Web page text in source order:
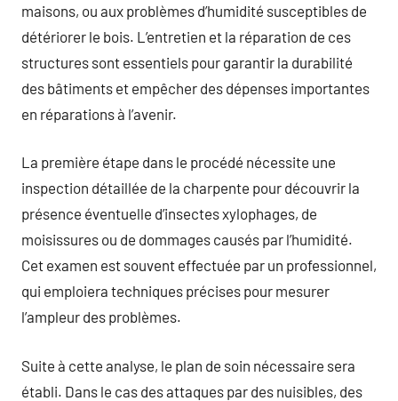
maisons, ou aux problèmes d’humidité susceptibles de
détériorer le bois. L’entretien et la réparation de ces
structures sont essentiels pour garantir la durabilité
des bâtiments et empêcher des dépenses importantes
en réparations à l’avenir.
La première étape dans le procédé nécessite une
inspection détaillée de la charpente pour découvrir la
présence éventuelle d’insectes xylophages, de
moisissures ou de dommages causés par l’humidité.
Cet examen est souvent effectuée par un professionnel,
qui emploiera techniques précises pour mesurer
l’ampleur des problèmes.
Suite à cette analyse, le plan de soin nécessaire sera
établi. Dans le cas des attaques par des nuisibles, des